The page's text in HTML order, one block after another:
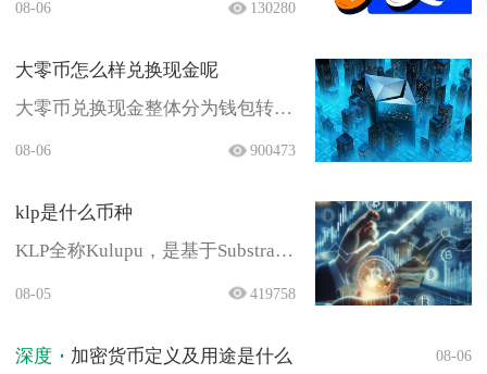
强...
08-06 130280
大零币怎么样兑换现金呢
大零币兑换现金整体分为钱包转
易、...
08-06 900473
klp是什么币种
KLP全称Kulupu，是基于Substrate
08-05 419758
深度 加密货币定义及用途是什么 08-06